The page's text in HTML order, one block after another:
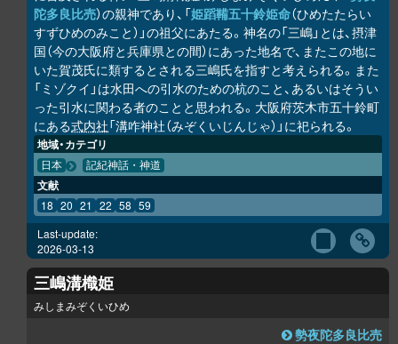
陀多良比売）の親神であり、「姫蹈鞴五十鈴姫命（ひめたたらい
すずひめのみこと）」の祖父にあたる。神名の「三嶋」とは、摂津
国（今の大阪府と兵庫県との間）にあった地名で、またこの地に
いた賀茂氏に類するとされる三嶋氏を指すと考えられる。また
「ミゾクイ」は水田への引水のための杭のこと、あるいはそうい
った引水に関わる者のことと思われる。大阪府茨木市五十鈴町
にある式内社「溝咋神社（みぞくいじんじゃ）」に祀られる。
地域・カテゴリ
日本 記紀神話・神道
文献
18 20 21 22 58 59
Last-update:
2026-03-13
三嶋溝樴姫
みしまみぞくいひめ
勢夜陀多良比売